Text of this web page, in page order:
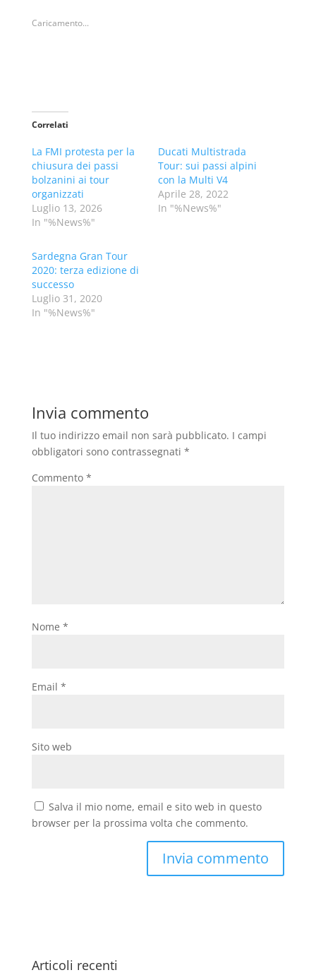
Caricamento...
Correlati
La FMI protesta per la
chiusura dei passi
bolzanini ai tour
organizzati
Luglio 13, 2026
In "%News%"
Ducati Multistrada
Tour: sui passi alpini
con la Multi V4
Aprile 28, 2022
In "%News%"
Sardegna Gran Tour
2020: terza edizione di
successo
Luglio 31, 2020
In "%News%"
Invia commento
Il tuo indirizzo email non sarà pubblicato. I campi
obbligatori sono contrassegnati *
Commento *
Nome *
Email *
Sito web
Salva il mio nome, email e sito web in questo
browser per la prossima volta che commento.
Articoli recenti